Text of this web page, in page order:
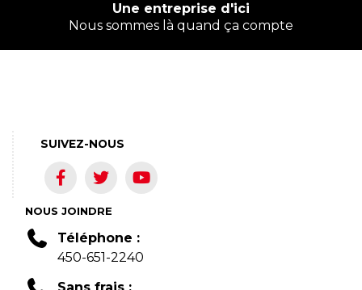
Une entreprise d'ici
Nous sommes là quand ça compte
NOUS JOINDRE
Téléphone :
450-651-2240
Sans frais :
SUIVEZ-NOUS